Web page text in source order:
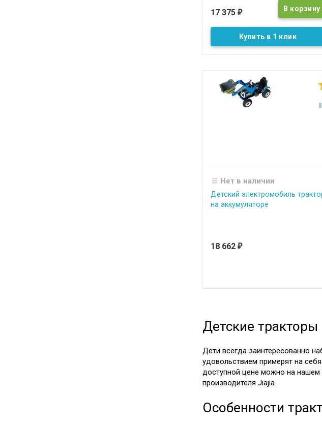
17 375 ₽
Купить в 1 клик
Нет в наличии
Детский электромобиль
на аккумуляторе
18 662 ₽
Детские тракторы
Дети всегда заинтересованно
удовольствием примерят на
доступной цене можно на нашем
производителя Jiajia.
Особенности